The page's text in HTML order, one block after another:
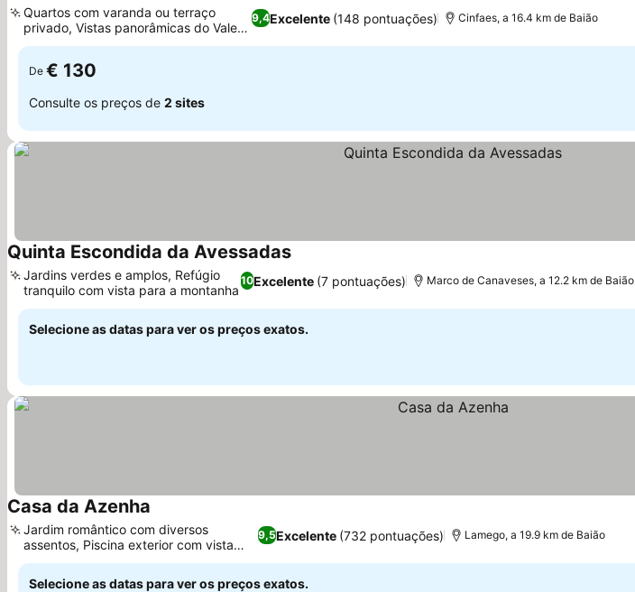
9,4Excelente (148 pontuações)
Quartos com varanda ou terraço
privado, Vistas panorâmicas do Vale
do Douro
Cinfaes, a 16.4 km de Baião
De € 130
Consulte os preços de 2 sites
Quinta Escondida da AvessadasVer preços
10Excelente (7 pontuações)
Jardins verdes e amplos, Refúgio
tranquilo com vista para a montanha
Marco de Canaveses, a 12.2 km de Baião
Selecione as datas para ver os preços exatos.
Casa da Azenha
9,5Excelente (732 pontuações)
Jardim romântico com diversos
assentos, Piscina exterior com vista
para as vinhas
Lamego, a 19.9 km de Baião
Selecione as datas para ver os preços exatos.